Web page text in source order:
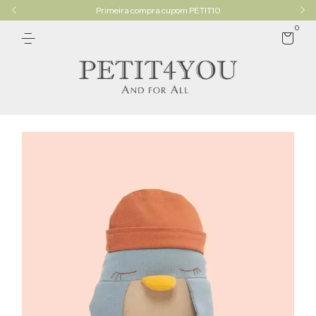
Primeira compra cupom PETIT10
0